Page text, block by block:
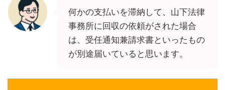
何かの支払いを滞納して、山下法律
事務所に回収の依頼がされた場合
は、受任通知兼請求書といったもの
が別途届いていると思います。